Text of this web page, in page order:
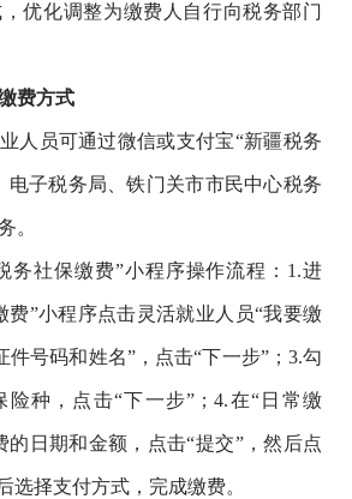
优化调整为缴费人自行向税务部门
费方式
业人员可通过微信或支付宝“新疆税务
电子税务局、铁门关市市民中心税务
。
务社保缴费”小程序操作流程：1.进
费”小程序点击灵活就业人员“我要缴
件号码和姓名”，点击“下一步”；3.勾
种，点击“下一步”；4.在“日常缴
的日期和金额，点击“提交”，然后点
选择支付方式，完成缴费。